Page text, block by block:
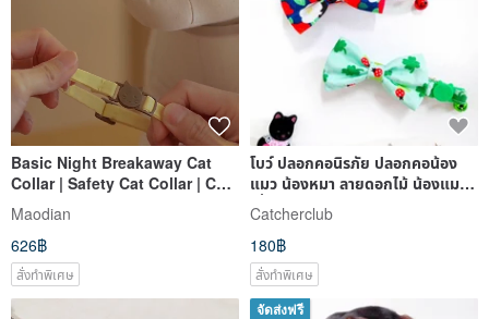
Basic Night Breakaway Cat
Collar | Safety Cat Collar | Cat
ID Tag Customized
Maodian
626฿
สั่งทำพิเศษ
โบว์ ปลอกคอนิรภัย ปลอกคอน้อง
แมว น้องหมา ลายดอกไม้ น้องแมว
ญี่ปุ่น
Catcherclub
180฿
สั่งทำพิเศษ
จัดส่งฟรี